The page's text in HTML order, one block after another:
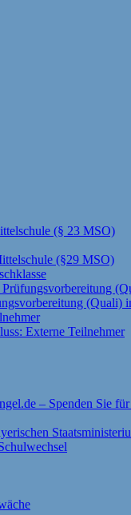
(§ 23 MSO)
(§29 MSO)
(Quali)
Externe Teilnehmer
– Spenden Sie